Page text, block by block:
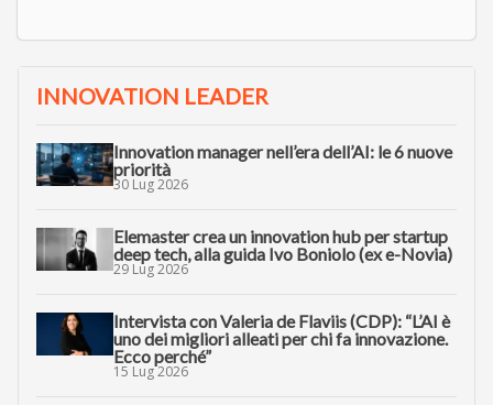
INNOVATION LEADER
Innovation manager nell’era dell’AI: le 6 nuove
priorità
30 Lug 2026
Elemaster crea un innovation hub per startup
deep tech, alla guida Ivo Boniolo (ex e-Novia)
29 Lug 2026
Intervista con Valeria de Flaviis (CDP): “L’AI è
uno dei migliori alleati per chi fa innovazione.
Ecco perché”
15 Lug 2026